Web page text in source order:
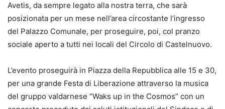
Avetis, da sempre legato alla nostra terra, che sarà
posizionata per un mese nell’area circostante l’ingresso
del Palazzo Comunale, per proseguire, poi, col pranzo
sociale aperto a tutti nei locali del Circolo di Castelnuovo.
L’evento proseguirà in Piazza della Repubblica alle 15 e 30,
per una grande Festa di Liberazione attraverso la musica
del gruppo valdarnese “Waks up in the Cosmos” con un